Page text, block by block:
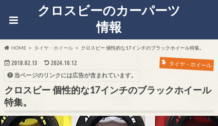
クロスビーのカーパーツ
情報
HOME タイヤ・ホイール クロスビー 個性的な17インチのブラックホイール特集。
2018.02.13 2024.10.12 タイヤ・ホイール
当ページのリンクには広告が含まれています。
クロスビー 個性的な17インチのブラックホイール
特集。